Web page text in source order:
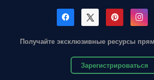
Получайте эксклюзивные ресурсы
Зарегистрироваться